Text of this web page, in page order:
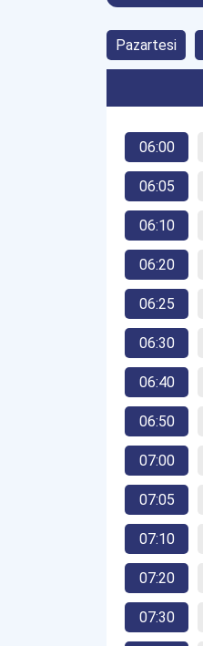
Pazartesi
06:00
06:05
06:10
06:20
06:25
06:30
06:40
06:50
07:00
07:05
07:10
07:20
07:30